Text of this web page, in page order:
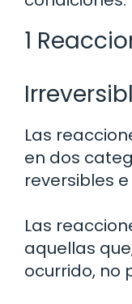
1
Las
en dos
reversibles
Las
aquellas
ocurrido, no